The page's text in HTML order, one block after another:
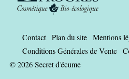
Contact Plan du site Mentions
Conditions Générales de Vente
© 2026 Secret d'écume